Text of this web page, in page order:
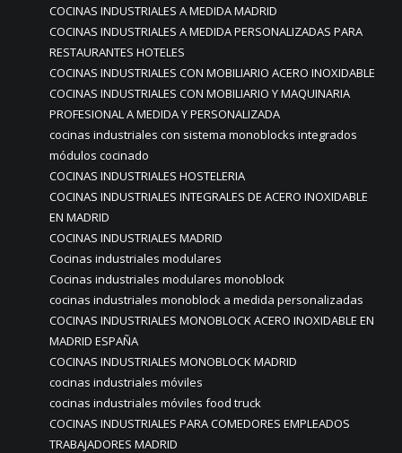
COCINAS INDUSTRIALES A MEDIDA MADRID
COCINAS INDUSTRIALES A MEDIDA PERSONALIZADAS PARA
RESTAURANTES HOTELES
COCINAS INDUSTRIALES CON MOBILIARIO ACERO INOXIDABLE
COCINAS INDUSTRIALES CON MOBILIARIO Y MAQUINARIA
PROFESIONAL A MEDIDA Y PERSONALIZADA
cocinas industriales con sistema monoblocks integrados
módulos cocinado
COCINAS INDUSTRIALES HOSTELERIA
COCINAS INDUSTRIALES INTEGRALES DE ACERO INOXIDABLE
EN MADRID
COCINAS INDUSTRIALES MADRID
Cocinas industriales modulares
Cocinas industriales modulares monoblock
cocinas industriales monoblock a medida personalizadas
COCINAS INDUSTRIALES MONOBLOCK ACERO INOXIDABLE EN
MADRID ESPAÑA
COCINAS INDUSTRIALES MONOBLOCK MADRID
cocinas industriales móviles
cocinas industriales móviles food truck
COCINAS INDUSTRIALES PARA COMEDORES EMPLEADOS
TRABAJADORES MADRID